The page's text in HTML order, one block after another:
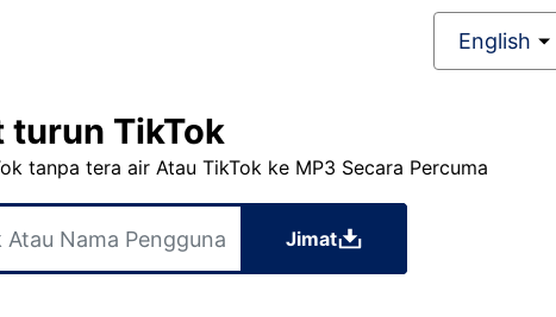
English
turun TikTok
tanpa tera air Atau TikTok ke MP3 Secara Percuma
Jimat